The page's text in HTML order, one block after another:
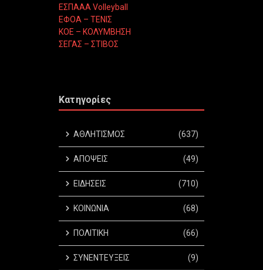
ΕΣΠΑΑΑ Volleyball
ΕΦΟΑ – ΤΕΝΙΣ
ΚΟΕ – ΚΟΛΥΜΒΗΣΗ
ΣΕΓΑΣ – ΣΤΙΒΟΣ
Κατηγορίες
ΑΘΛΗΤΙΣΜΟΣ (637)
ΑΠΟΨΕΙΣ (49)
ΕΙΔΗΣΕΙΣ (710)
ΚΟΙΝΩΝΙΑ (68)
ΠΟΛΙΤΙΚΗ (66)
ΣΥΝΕΝΤΕΥΞΕΙΣ (9)